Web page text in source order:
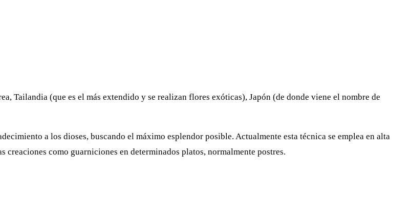
Tailandia (que es el más extendido y se realizan flores exóticas), Japón (de donde viene el nombre de
a los dioses, buscando el máximo esplendor posible. Actualmente esta técnica se emplea en alta
creaciones como guarniciones en determinados platos, normalmente postres.